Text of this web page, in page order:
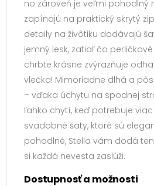
no zároveň je veľmi pohodlný
zapínajú na praktický skrytý
detaily na živôtiku dodávajú
jemný lesk, zatiaľ čo
chrbte krásne zvýrazňuje
vlečka! Mimoriadne dlhá a
– vďaka úchytu na spodnej
ľahko chytí, keď potrebuje
svadobné šaty, ktoré sú
pohodlné, Stella vám dodá
si každá nevesta zaslúži.
Dostupnosť a možnosti